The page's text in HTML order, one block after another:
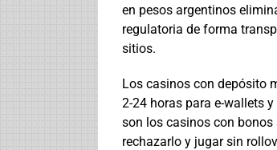
en pesos argentinos
regulatoria de forma
sitios.
Los casinos con depósito
2-24 horas para e-wallets
son los casinos con
rechazarlo y jugar sin